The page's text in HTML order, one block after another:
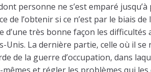
personne ne s’est emparé
de l’obtenir si ce n’est par le biais de
d’une très bonne façon les
Unis. La dernière partie, celle où il
de la guerre d’occupation, dans